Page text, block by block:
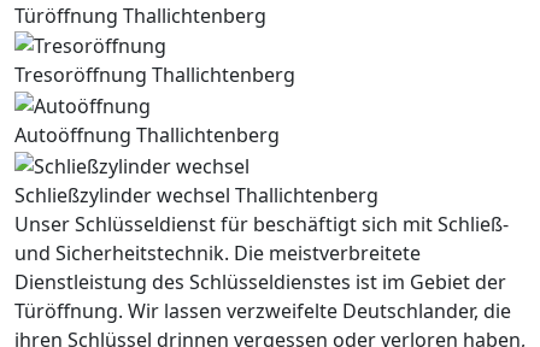
Türöffnung Thallichtenberg
Tresoröffnung Thallichtenberg
Autoöffnung Thallichtenberg
Schließzylinder wechsel Thallichtenberg
Unser Schlüsseldienst für beschäftigt sich mit Schließ-
und Sicherheitstechnik. Die meistverbreitete
Dienstleistung des Schlüsseldienstes ist im Gebiet der
Türöffnung. Wir lassen verzweifelte Deutschlander, die
ihren Schlüssel drinnen vergessen oder verloren haben,